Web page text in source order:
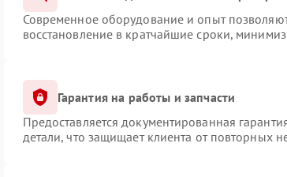
Современное оборудование и опыт
восстановление в кратчайшие сроки,
Гарантия на работы и запчасти
Предоставляется документированная
детали, что защищает клиента от повторных